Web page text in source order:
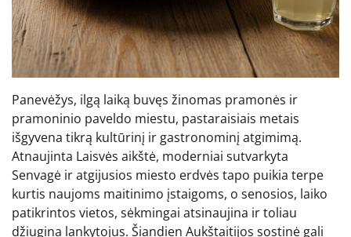
Panevėžys, ilgą laiką buvęs žinomas pramonės ir
pramoninio paveldo miestu, pastaraisiais metais
išgyvena tikrą kultūrinį ir gastronominį atgimimą.
Atnaujinta Laisvės aikštė, moderniai sutvarkyta
Senvagė ir atgijusios miesto erdvės tapo puikia terpe
kurtis naujoms maitinimo įstaigoms, o senosios, laiko
patikrintos vietos, sėkmingai atsinaujina ir toliau
džiugina lankytojus. Šiandien Aukštaitijos sostinė gali